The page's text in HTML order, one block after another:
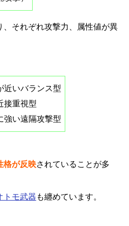
、それぞれ攻撃力、属性値が異
近いバランス型
接重視型
強い遠隔攻撃型
格が反映されていることが多
トモ武器 も纏めています。